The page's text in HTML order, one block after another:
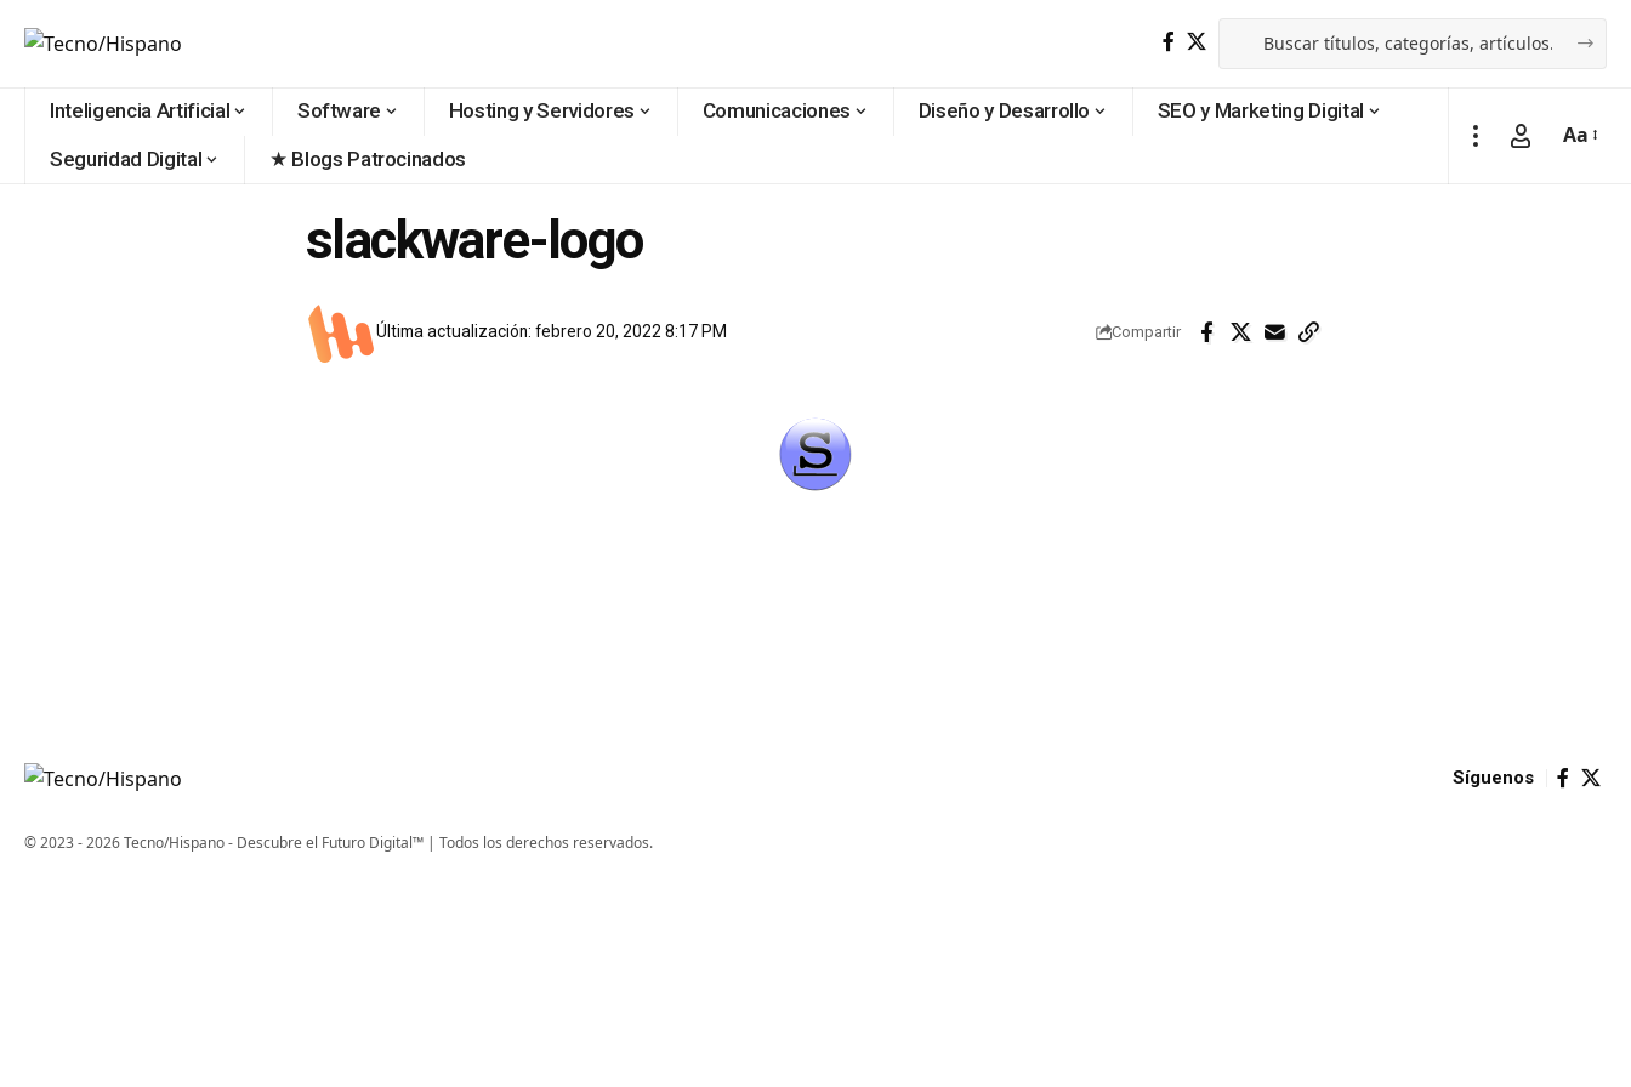
Inteligencia Artificial Software Hosting y Servidores Comunicaciones Diseño y Desarrollo
SEO y Marketing Digital
Seguridad Digital
★ Blogs Patrocinados
Aa
slackware-logo
Última actualización: febrero 20, 2022 8:17 PM Compartir
Síguenos
© 2023 - 2026 Tecno/Hispano - Descubre el Futuro Digital™ | Todos los derechos reservados.